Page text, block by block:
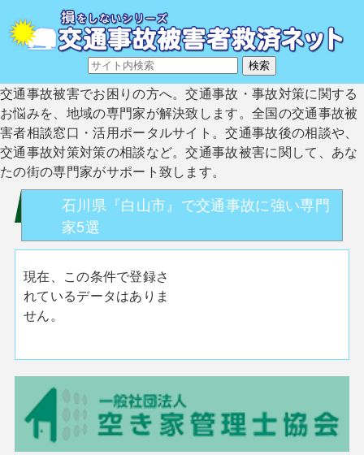
交通事故被害でお困りの方へ。交通事故・事故対策に関する
お悩みを、地域の専門家が解決致します。全国の交通事故被
害者相談窓口・活用ポータルサイト。交通事故後の相談や、
交通事故対策対策の相談など。交通事故被害に関して、あな
たの街の専門家がサポート致します。
石川県『白山市』で交通事故に強い専門
家5選
現在、この条件で登録さ
れているデータはありま
せん。